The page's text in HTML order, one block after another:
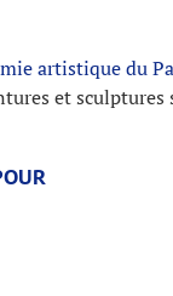
artistique du
et sculptures